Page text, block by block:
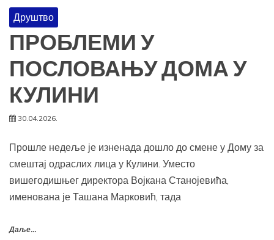
Друштво
ПРОБЛЕМИ У
ПОСЛОВАЊУ ДОМА У
КУЛИНИ
30.04.2026.
Прошле недеље је изненада дошло до смене у Дому за
смештај одраслих лица у Кулини. Уместо
вишегодишњег директора Војкана Станојевића,
именована је Ташана Марковић, тада
Даље...